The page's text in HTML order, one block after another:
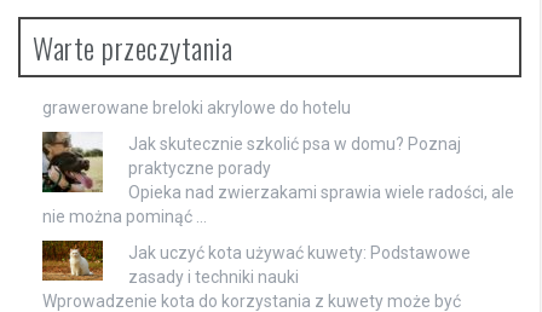
Warte przeczytania
grawerowane breloki akrylowe do hotelu
Jak skutecznie szkolić psa w domu? Poznaj
praktyczne porady
Opieka nad zwierzakami sprawia wiele radości, ale
nie można pominąć …
Jak uczyć kota używać kuwety: Podstawowe
zasady i techniki nauki
Wprowadzenie kota do korzystania z kuwety może być